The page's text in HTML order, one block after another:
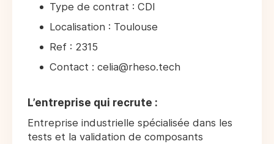
Type de contrat : CDI
Localisation : Toulouse
Ref : 2315
Contact : celia@rheso.tech
L’entreprise qui recrute :
Entreprise industrielle spécialisée dans les
tests et la validation de composants